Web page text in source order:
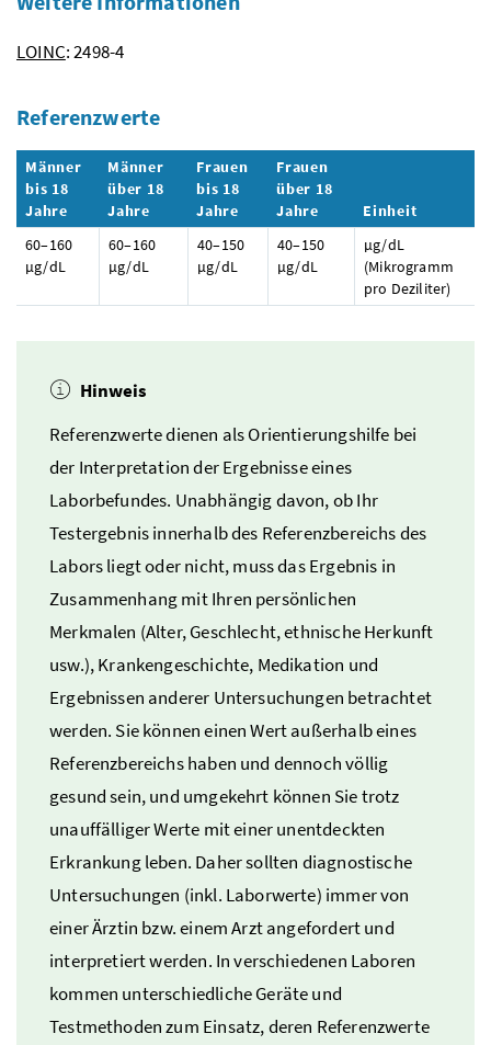
LOINC: 2498-4
Referenzwerte
Männer
bis 18
Jahre
Männer
über 18
Jahre
Frauen
bis 18
Jahre
Frauen
über 18
Jahre
Einheit
60–160
µg/dL
60–160
µg/dL
40–150
µg/dL
40–150
µg/dL
µg/dL
(Mikrogramm
pro Deziliter)
Hinweis
Referenzwerte dienen als Orientierungshilfe bei
der Interpretation der Ergebnisse eines
Laborbefundes. Unabhängig davon, ob Ihr
Testergebnis innerhalb des Referenzbereichs des
Labors liegt oder nicht, muss das Ergebnis in
Zusammenhang mit Ihren persönlichen
Merkmalen (Alter, Geschlecht, ethnische Herkunft
usw.), Krankengeschichte, Medikation und
Ergebnissen anderer Untersuchungen betrachtet
werden. Sie können einen Wert außerhalb eines
Referenzbereichs haben und dennoch völlig
gesund sein, und umgekehrt können Sie trotz
unauffälliger Werte mit einer unentdeckten
Erkrankung leben. Daher sollten diagnostische
Untersuchungen (inkl. Laborwerte) immer von
einer Ärztin bzw.einem Arzt angefordert und
interpretiert werden. In verschiedenen Laboren
kommen unterschiedliche Geräte und
Testmethoden zum Einsatz, deren Referenzwerte